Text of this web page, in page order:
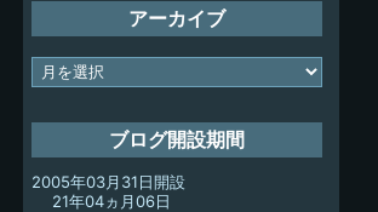
アーカイブ
ア
ー
ブログ開設期間
2005年03月31日開設
21年04ヵ月06日